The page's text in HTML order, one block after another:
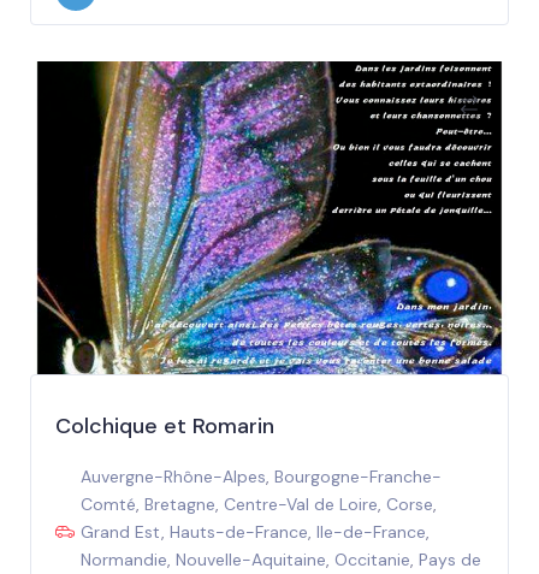
Colchique et Romarin
Auvergne-Rhône-Alpes Bourgogne-Franche-
Comté Bretagne Centre-Val de Loire Corse
Grand Est Hauts-de-France Ile-de-France
Normandie Nouvelle-Aquitaine Occitanie Pays de